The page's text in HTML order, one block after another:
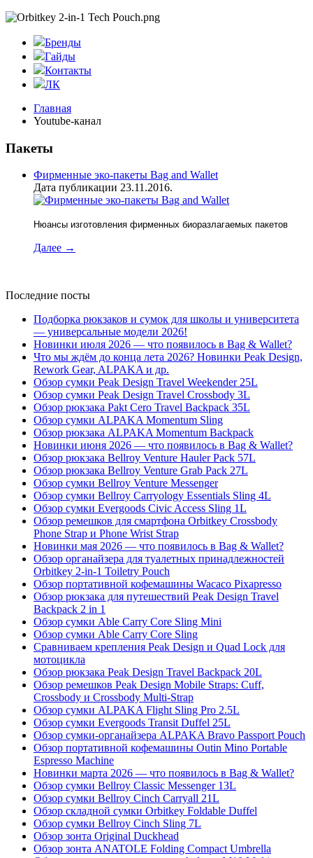
Бренды
Гайды
Контакты
ЛК
Главная
Youtube-канал
Пакеты
Фирменные эко-пакеты Bag and Wallet
Дата публикации 23.11.2016.
Нюансы изготовления фирменных биоразлагаемых пакетов
Далее →
Последние посты
Подборка рюкзаков и сумок для школы и университета
— универсальные модели 2026!
Новинки июля 2026 — что появилось в Bag & Wallet?
Что мы ждём до конца лета 2026? Новинки Peak Design,
Rework Gear, ALPAKA и др.
Обзор сумки Peak Design Travel Weekender 25L
Обзор сумки Peak Design Travel Crossbody 3L
Обзор рюкзака Pakt Cero Travel Backpack 35L
Обзор сумки ALPAKA Momentum Sling
Обзор рюкзака ALPAKA Momentum Backpack
Новинки июня 2026 — что появилось в Bag & Wallet?
Обзор рюкзака Bellroy Venture Hauler Pack 57L
Обзор рюкзака Bellroy Venture Grab Pack 27L
Обзор сумки Bellroy Venture Messenger
Обзор сумки Bellroy Carryology Essentials Sling 4L
Обзор сумки Evergoods Civic Access Sling 1L
Обзор ремешков для смартфона Orbitkey Crossbody
Phone Strap и Phone Wrist Strap
Новинки мая 2026 — что появилось в Bag & Wallet?
Обзор органайзера для туалетных принадлежностей
Orbitkey 2-in-1 Toiletry Pouch
Обзор портативной кофемашины Wacaco Pixapresso
Обзор рюкзака для путешествий Peak Design Travel
Backpack 2 in 1
Обзор сумки Able Carry Core Sling Mini
Обзор сумки Able Carry Core Sling
Сравниваем крепления Peak Design и Quad Lock для
мотоцикла
Обзор рюкзака Peak Design Travel Backpack 20L
Обзор ремешков Peak Design Mobile Straps: Cuff,
Crossbody и Crossbody Multi-Strap
Обзор сумки ALPAKA Flight Sling Pro 2.5L
Обзор сумки Evergoods Transit Duffel 25L
Обзор сумки-органайзера ALPAKA Bravo Passport Pouch
Обзор портативной кофемашины Outin Mino Portable
Espresso Machine
Новинки марта 2026 — что появилось в Bag & Wallet?
Обзор сумки Bellroy Classic Messenger 13L
Обзор сумки Bellroy Cinch Carryall 21L
Обзор складной сумки Orbitkey Foldable Duffel
Обзор сумки Bellroy Cinch Sling 7L
Обзор зонта Original Duckhead
Обзор зонта ANATOLE Folding Compact Umbrella